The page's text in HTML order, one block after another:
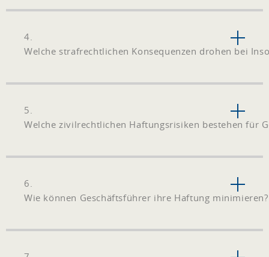
4.
Welche strafrechtlichen Konsequenzen drohen bei
5.
Welche zivilrechtlichen Haftungsrisiken bestehen für
6.
Wie können Geschäftsführer ihre Haftung minimieren?